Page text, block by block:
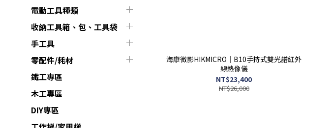
電動工具種類
收納工具箱、包、工具袋
手工具
零配件/耗材
鐵工專區
木工專區
DIY專區
海康微影HIKMICRO｜B10手持式雙光譜紅外
線熱像儀
NT$23,400
NT$26,000